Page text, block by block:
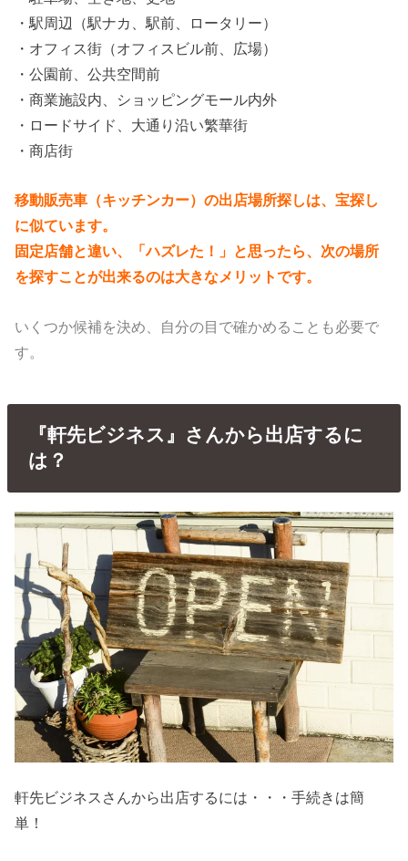
・駅周辺（駅ナカ、駅前、ロータリー）
・オフィス街（オフィスビル前、広場）
・公園前、公共空間前
・商業施設内、ショッピングモール内外
・ロードサイド、大通り沿い繁華街
・商店街
移動販売車（キッチンカー）の出店場所探しは、宝探し
に似ています。
固定店舗と違い、「ハズレた！」と思ったら、次の場所
を探すことが出来るのは大きなメリットです。
いくつか候補を決め、自分の目で確かめることも必要で
す。
『軒先ビジネス』さんから出店するに
は？
軒先ビジネスさんから出店するには・・・手続きは簡
単！